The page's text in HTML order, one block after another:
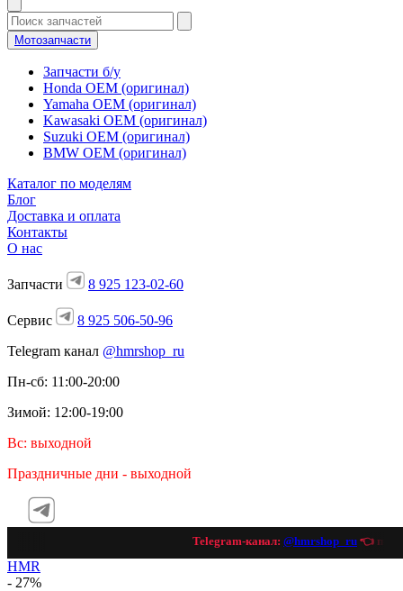
Мотозапчасти
Запчасти б/у
Honda OEM (оригинал)
Yamaha OEM (оригинал)
Kawasaki OEM (оригинал)
Suzuki OEM (оригинал)
BMW OEM (оригинал)
Каталог по моделям
Блог
Доставка и оплата
Контакты
О нас
Запчасти 8 925 123-02-60
Сервис
8 925 506-50-96
Telegram канал @hmrshop_ru
Пн-сб: 11:00-20:00
Зимой: 12:00-19:00
Вс: выходной
Праздничные дни - выходной
Telegram-канал:@hmrshop_ru👈
HMR
- 27%